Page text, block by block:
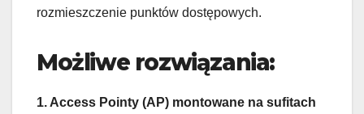
rozmieszczenie punktów dostępowych.
Możliwe rozwiązania:
1. Access Pointy (AP) montowane na sufitach